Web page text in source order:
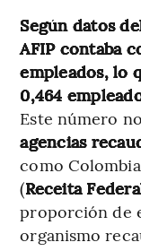
Según datos
AFIP contaba
empleados, lo
0,464
Este número
agencias
como
(Receita
proporción de
organismo